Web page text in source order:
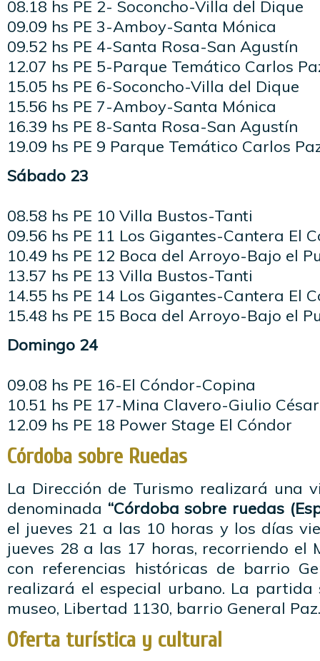
08.18 hs PE 2- Soconcho-Villa del Dique
09.09 hs PE 3-Amboy-Santa Mónica
09.52 hs PE 4-Santa Rosa-San Agustín
12.07 hs PE 5-Parque Temático Carlos
15.05 hs PE 6-Soconcho-Villa del Dique
15.56 hs PE 7-Amboy-Santa Mónica
16.39 hs PE 8-Santa Rosa-San Agustín
19.09 hs PE 9 Parque Temático Carlos
Sábado 23
08.58 hs PE 10 Villa Bustos-Tanti
09.56 hs PE 11 Los Gigantes-Cantera El
10.49 hs PE 12 Boca del Arroyo-Bajo el
13.57 hs PE 13 Villa Bustos-Tanti
14.55 hs PE 14 Los Gigantes-Cantera El
15.48 hs PE 15 Boca del Arroyo-Bajo el
Domingo 24
09.08 hs PE 16-El Cóndor-Copina
10.51 hs PE 17-Mina Clavero-Giulio
12.09 hs PE 18 Power Stage El Cóndor
Córdoba sobre Ruedas
La Dirección de Turismo realizará una
denominada “Córdoba sobre ruedas
el jueves 21 a las 10 horas y los días
jueves 28 a las 17 horas, recorriendo el
con referencias históricas de barrio
realizará el especial urbano. La partida
museo, Libertad 1130, barrio General
Oferta turística y cultural